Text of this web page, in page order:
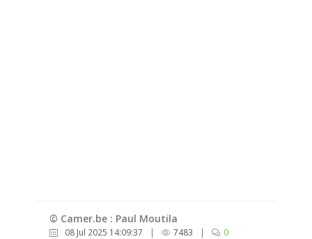
© Camer.be : Paul Moutila
08 Jul 2025 14:09:37 | 7483 | 0